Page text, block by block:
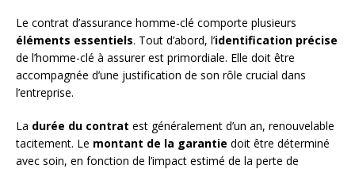
Le contrat d’assurance homme-clé comporte plusieurs
éléments essentiels. Tout d’abord, l’identification précise
de l’homme-clé à assurer est primordiale. Elle doit être
accompagnée d’une justification de son rôle crucial dans
l’entreprise.
La durée du contrat est généralement d’un an, renouvelable
tacitement. Le montant de la garantie doit être déterminé
avec soin, en fonction de l’impact estimé de la perte de